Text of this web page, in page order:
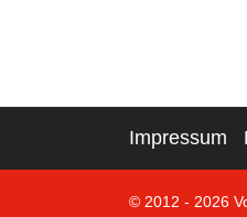
Impressum
© 2012 - 2026